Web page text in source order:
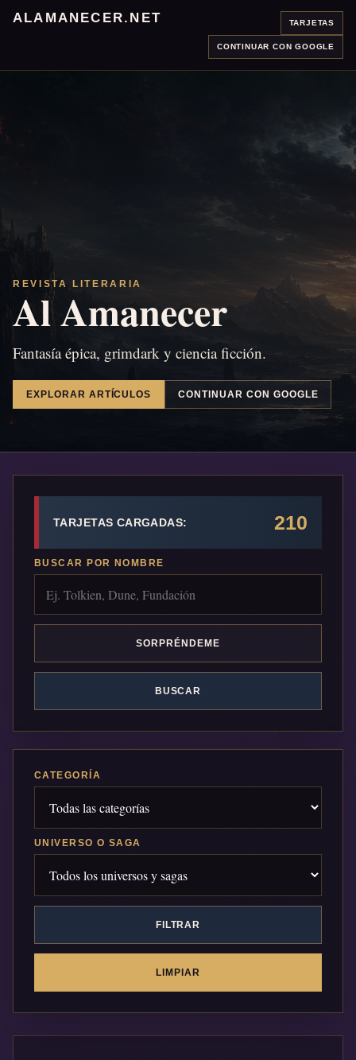
ALAMANECER.NET TARJETAS
CONTINUAR CON GOOGLE
REVISTA LITERARIA
Al Amanecer
Fantasía épica, grimdark y ciencia ficción.
EXPLORAR ARTÍCULOS CONTINUAR CON GOOGLE
TARJETAS CARGADAS: 210
BUSCAR POR NOMBRE
SORPRÉNDEME
BUSCAR
CATEGORÍA
UNIVERSO O SAGA
FILTRAR
LIMPIAR